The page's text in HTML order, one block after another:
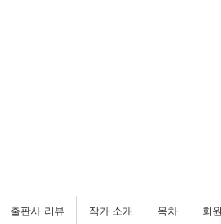
출판사 리뷰 작가 소개 목차 회